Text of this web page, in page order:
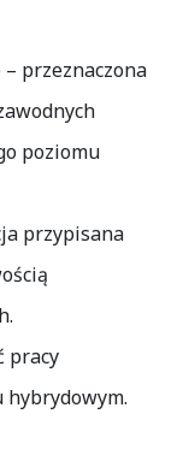
– przeznaczona
poziomu
przypisana
pracy